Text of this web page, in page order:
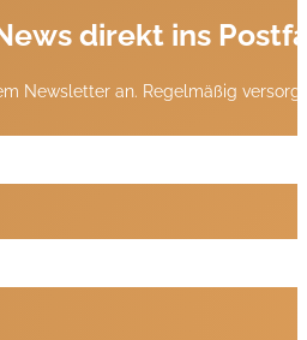
direkt ins
Newsletter an. Regelmäßig